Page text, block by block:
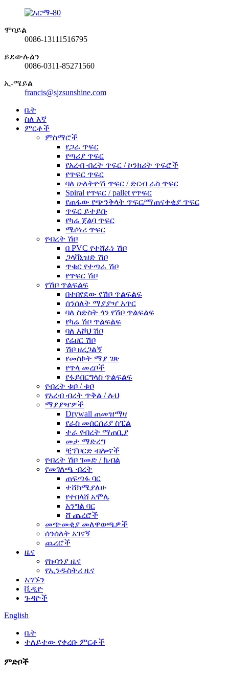
ሞባይል
0086-13111516795
ይደውሉልን
0086-0311-85271560
ኢ-ሜይል
francis@sjzsunshine.com
ቤት
ስለ እኛ
ምርቶች
ምስማሮች
የጋራ ጥፍር
የጣሪያ ጥፍር
የአረብ ብረት ጥፍር / ኮንክሪት ጥፍሮች
የጥፍር ጥፍር
ባለ ሁለትዮሽ ጥፍር / ድርብ ራስ ጥፍር
Spiral የጥፍር / pallet የጥፍር
የጠፋው የጭንቅላት ጥፍር/ማጠናቀቂያ ጥፍር
ጥፍር ይተይቡ
የካሬ ጀልባ ጥፍር
ሜሶነሪ ጥፍር
የብረት ሽቦ
በ PVC የተሸፈነ ሽቦ
ጋላቫኒዝድ ሽቦ
ጥቁር የተጣራ ሽቦ
የጥፍር ሽቦ
የሽቦ ጥልፍልፍ
በተበየደው የሽቦ ጥልፍልፍ
ሰንሰለት ማያያዣ አጥር
ባለ ስድስት ጎን የሽቦ ጥልፍልፍ
የካሬ ሽቦ ጥልፍልፍ
ባለ እሾህ ሽቦ
የሬዘር ሽቦ
ሽቦ ዘረጋልኝ
የመስኮት ማያ ገጽ
የጥላ መረቦች
የፋይበርግላስ ጥልፍልፍ
የብረት ቱቦ / ቱቦ
የአረብ ብረት ጥቅል / ሉህ
ማያያዣዎች
Drywall ጠመዝማዛ
የራስ መሰርሰሪያ ስፒል
ተራ የብረት ማጠቢያ
መታ ማድረግ
ቺፕቦርድ ብሎኖች
የብረት ሽቦ ገመድ / ኬብል
የመገለጫ ብረት
ጠፍጣፋ ባር
ተሸክሜያለሁ
የተበላሸ አሞሌ
አንግል ባር
ሸ ጨረሮች
መጭመቂያ መለዋወጫዎች
ሰንሰለት አገናኝ
ጨረሮች
ዜና
የኩባንያ ዜና
የኢንዱስትሪ ዜና
አግኙን
ቪዲዮ
ጉዳዮች
English
ቤት
ተለይተው የቀረቡ ምርቶች
ምድቦች